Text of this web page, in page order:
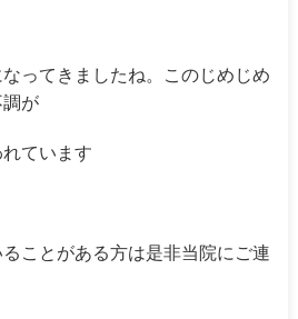
ってきましたね。このじめじめ
調が
ています
ことがある方は是非当院にご連